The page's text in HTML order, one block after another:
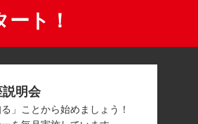
ト！
明会
」ことから始めましょう！